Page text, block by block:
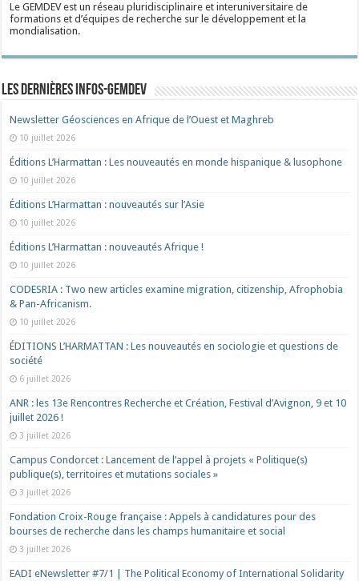
Le GEMDEV est un réseau pluridisciplinaire et interuniversitaire de
formations et d’équipes de recherche sur le développement et la
mondialisation.
Les dernières Infos-Gemdev
Newsletter Géosciences en Afrique de l’Ouest et Maghreb
10 juillet 2026
Éditions L’Harmattan : Les nouveautés en monde hispanique & lusophone
10 juillet 2026
Éditions L’Harmattan : nouveautés sur l’Asie
10 juillet 2026
Éditions L’Harmattan : nouveautés Afrique !​
10 juillet 2026
CODESRIA : Two new articles examine migration, citizenship, Afrophobia
& Pan-Africanism.
10 juillet 2026
ÉDITIONS L’HARMATTAN : Les nouveautés en sociologie et questions de
société
6 juillet 2026
ANR : les 13e Rencontres Recherche et Création, Festival d’Avignon, 9 et 10
juillet 2026 !
3 juillet 2026
Campus Condorcet : Lancement de l’appel à projets « Politique(s)
publique(s), territoires et mutations sociales »
3 juillet 2026
Fondation Croix-Rouge française : Appels à candidatures pour des
bourses de recherche dans les champs humanitaire et social
3 juillet 2026
EADI eNewsletter #7/1 | The Political Economy of International Solidarity